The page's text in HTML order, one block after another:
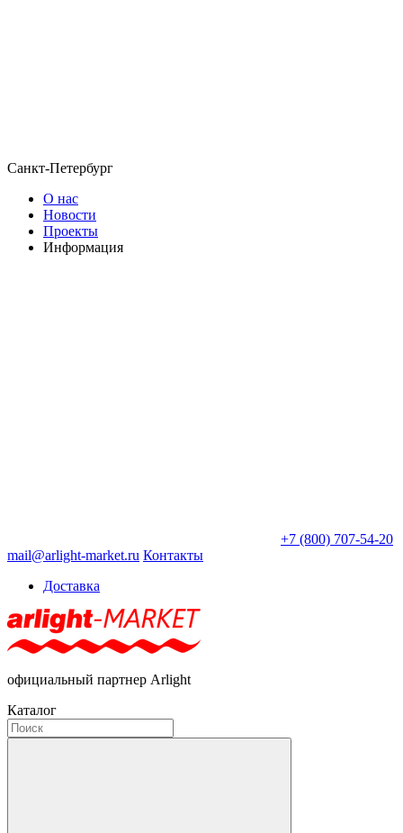
Санкт-Петербург
О нас
Новости
Проекты
Информация
+7 (800) 707-54-20
mail@arlight-market.ru Контакты
Доставка
официальный партнер Arlight
Каталог